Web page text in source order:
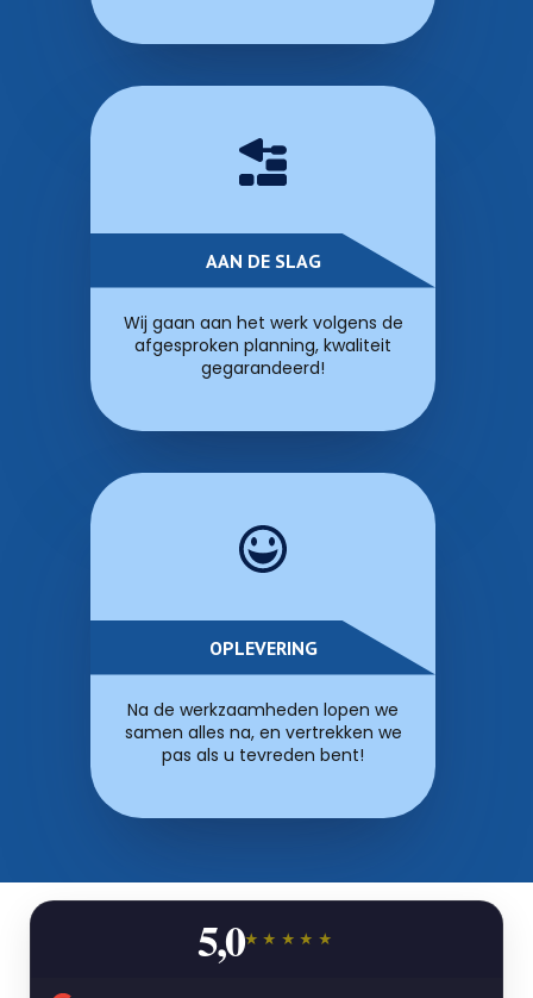
AAN DE SLAG
Wij gaan aan het werk volgens de
afgesproken planning, kwaliteit
gegarandeerd!
OPLEVERING
Na de werkzaamheden lopen we
samen alles na, en vertrekken we
pas als u tevreden bent!
5,0★★★★★